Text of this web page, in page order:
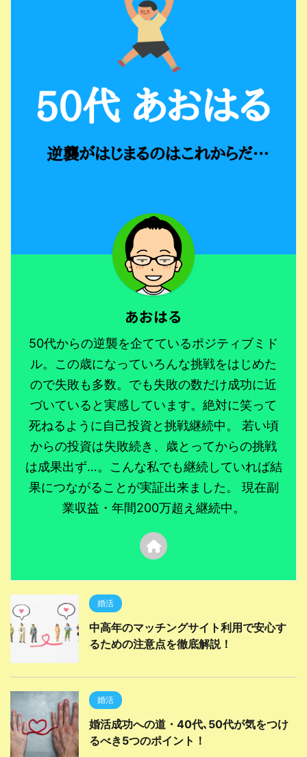
あおはる
50代からの逆襲を企てているポジティブミド
ル。この歳になっていろんな挑戦をはじめた
ので失敗も多数。でも失敗の数だけ成功に近
づいていると実感しています。絶対に笑って
死ねるように自己投資と挑戦継続中。 若い頃
からの投資は失敗続き、歳とってからの挑戦
は成果出ず…。こんな私でも継続していれば結
果につながることが実証出来ました。 現在副
業収益・年間200万超え継続中。
婚活
中高年のマッチングサイト利用で安心す
るための注意点を徹底解説！
婚活
婚活成功への道・40代､50代が気をつけ
るべき5つのポイント！